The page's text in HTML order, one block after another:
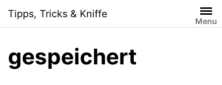
i
Tipps, Tricks & Kniffe
Menu
gespeichert